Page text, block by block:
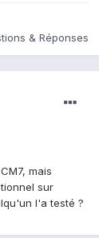
& Réponses
mais
sur
l'a testé ?